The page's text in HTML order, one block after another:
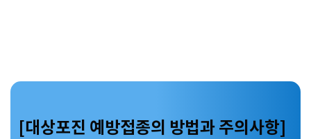
[대상포진 예방접종의 방법과 주의사항]